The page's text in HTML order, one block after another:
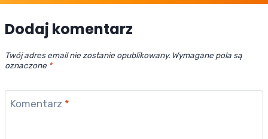
Dodaj komentarz
Twój adres email nie zostanie opublikowany. Wymagane pola są
oznaczone *
Komentarz *